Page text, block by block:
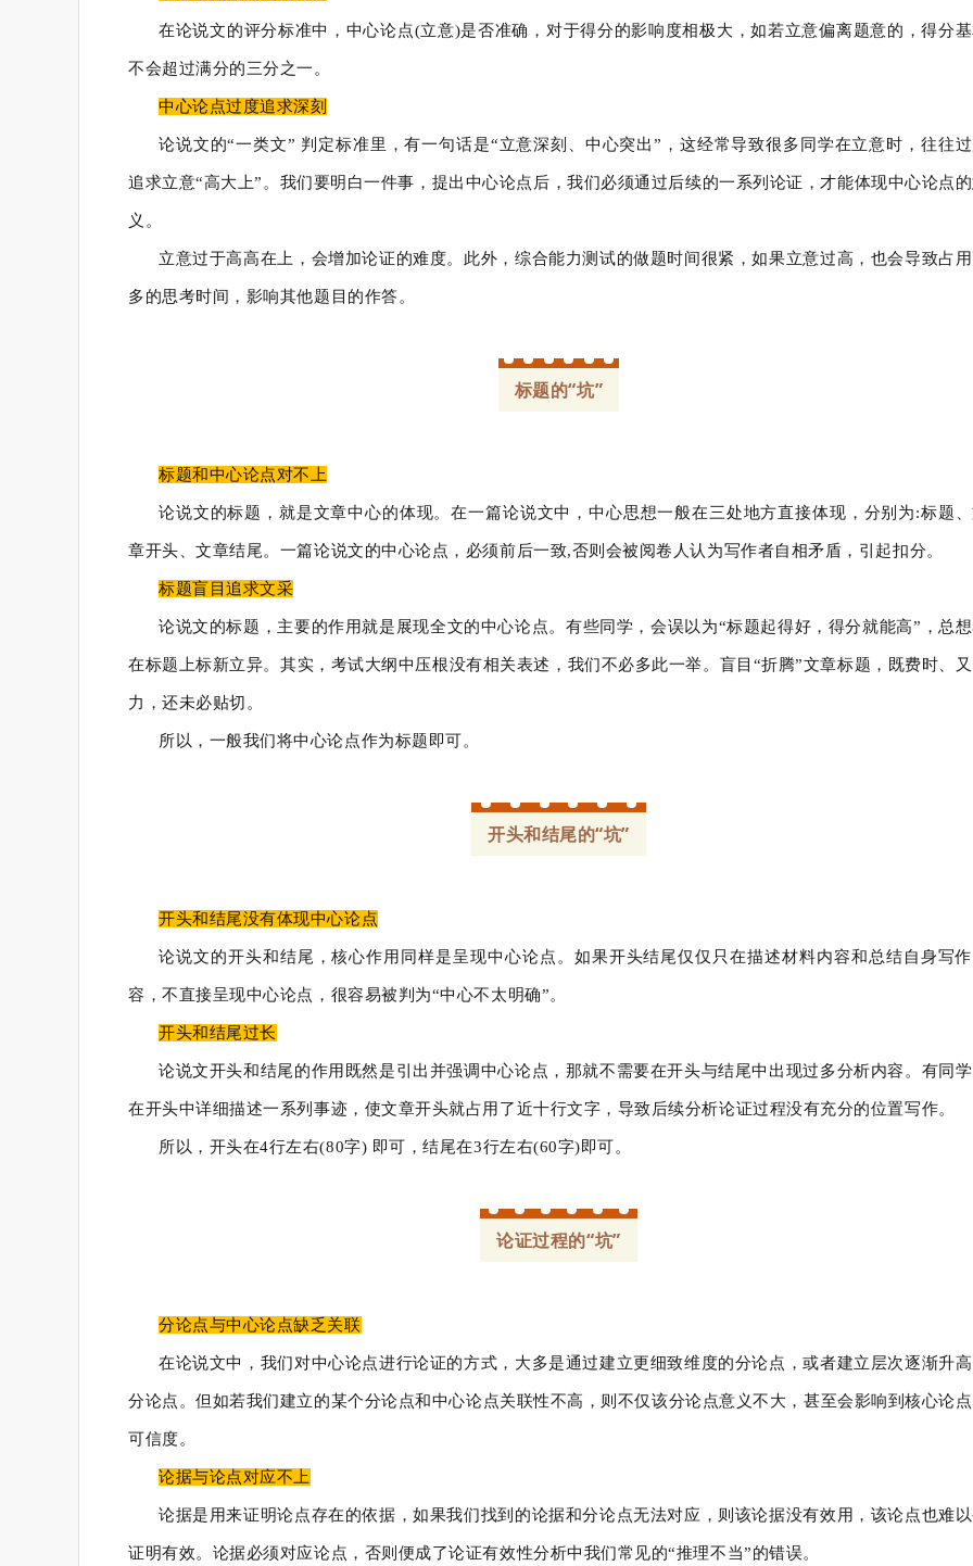
在论说文的评分标准中，中心论点(立意)是否准确，对于得分的影响度相极大，如若立意偏离题意的，得分
不会超过满分的三分之一。
中心论点过度追求深刻
论说文的“一类文” 判定标准里，有一句话是“立意深刻、中心突出”，这经常导致很多同学在立意时，往往
追求立意“高大上”。我们要明白一件事，提出中心论点后，我们必须通过后续的一系列论证，才能体现中心论点
义。
立意过于高高在上，会增加论证的难度。此外，综合能力测试的做题时间很紧，如果立意过高，也会导致占
多的思考时间，影响其他题目的作答。
标题的“坑”
标题和中心论点对不上
论说文的标题，就是文章中心的体现。在一篇论说文中，中心思想一般在三处地方直接体现，分别为:标题
章开头、文章结尾。一篇论说文的中心论点，必须前后一致,否则会被阅卷人认为写作者自相矛盾，引起扣分。
标题盲目追求文采
论说文的标题，主要的作用就是展现全文的中心论点。有些同学，会误以为“标题起得好，得分就能高”，总
在标题上标新立异。其实，考试大纲中压根没有相关表述，我们不必多此一举。盲目“折腾”文章标题，既费时、
力，还未必贴切。
所以，一般我们将中心论点作为标题即可。
开头和结尾的“坑”
开头和结尾没有体现中心论点
论说文的开头和结尾，核心作用同样是呈现中心论点。如果开头结尾仅仅只在描述材料内容和总结自身写
容，不直接呈现中心论点，很容易被判为“中心不太明确”。
开头和结尾过长
论说文开头和结尾的作用既然是引出并强调中心论点，那就不需要在开头与结尾中出现过多分析内容。有同
在开头中详细描述一系列事迹，使文章开头就占用了近十行文字，导致后续分析论证过程没有充分的位置写作。
所以，开头在4行左右(80字) 即可，结尾在3行左右(60字)即可。
论证过程的“坑”
分论点与中心论点缺乏关联
在论说文中，我们对中心论点进行论证的方式，大多是通过建立更细致维度的分论点，或者建立层次逐渐升
分论点。但如若我们建立的某个分论点和中心论点关联性不高，则不仅该分论点意义不大，甚至会影响到核心论
可信度。
论据与论点对应不上
论据是用来证明论点存在的依据，如果我们找到的论据和分论点无法对应，则该论据没有效用，该论点也难
证明有效。论据必须对应论点，否则便成了论证有效性分析中我们常见的“推理不当”的错误。